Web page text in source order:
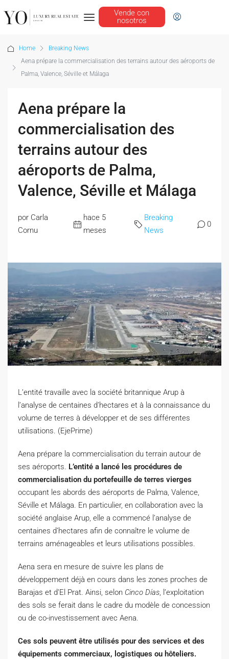
Vende con
nosotros
Home
Breaking News
Aena prépare la commercialisation des terrains autour des aéroports de
Palma, Valence, Séville et Málaga
Aena prépare la
commercialisation des
terrains autour des
aéroports de Palma,
Valence, Séville et Málaga
por Carla
Cornu
hace 5
meses
Breaking
News
0
L’entité travaille avec la société britannique Arup à
l’analyse de centaines d’hectares et à la connaissance du
volume de terres à développer et de ses différentes
utilisations. (EjePrime)
Aena prépare la commercialisation du terrain autour de
ses aéroports. L’entité a lancé les procédures de
commercialisation du portefeuille de terres vierges
occupant les abords des aéroports de Palma, Valence,
Séville et Málaga. En particulier, en collaboration avec la
société anglaise Arup, elle a commencé l’analyse de
centaines d’hectares afin de connaître le volume de
terrains aménageables et leurs utilisations possibles.
Aena sera en mesure de suivre les plans de
développement déjà en cours dans les zones proches de
Barajas et d’El Prat. Ainsi, selon Cinco Días , l’exploitation
des sols se ferait dans le cadre du modèle de concession
ou de co-investissement avec Aena.
Ces sols peuvent être utilisés pour des services et des
équipements commerciaux, logistiques ou hôteliers.